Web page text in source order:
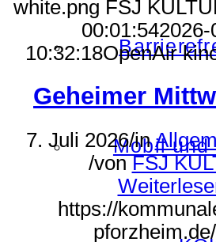
Mobil und
white.png FSJ
00:01:542026-
10:32:18OpenAir
Geheimer
7. Juli 2026/in
/vonFSJ
https://